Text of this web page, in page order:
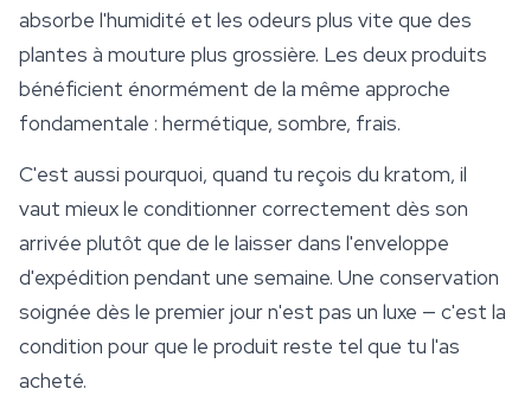
absorbe l'humidité et les odeurs plus vite que des
plantes à mouture plus grossière. Les deux produits
bénéficient énormément de la même approche
fondamentale : hermétique, sombre, frais.
C'est aussi pourquoi, quand tu reçois du kratom, il
vaut mieux le conditionner correctement dès son
arrivée plutôt que de le laisser dans l'enveloppe
d'expédition pendant une semaine. Une conservation
soignée dès le premier jour n'est pas un luxe — c'est la
condition pour que le produit reste tel que tu l'as
acheté.